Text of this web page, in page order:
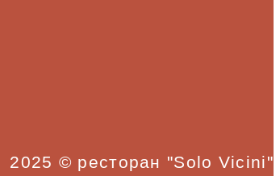
2025 © ресторан "Solo Vicini"